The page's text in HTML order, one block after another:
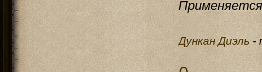
Дункан Диэль-